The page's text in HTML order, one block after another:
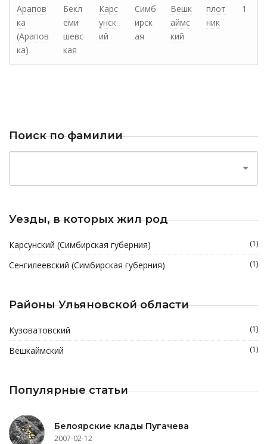
Арапов
ка
(Арапов
ка)
Бекл
еми
шевс
кая
Карс
унск
ий
Симб
ирск
ая
Вешк
аймс
кий
плот
ник
1
Поиск по фамилии
Уезды, в которых жил род
Карсунский (Симбирская губерния) (1)
Сенгилеевский (Симбирская губерния) (1)
Районы Ульяновской области
Кузоватовский (1)
Вешкаймский (1)
Популярные статьи
Белоярские клады Пугачева
2007-02-12